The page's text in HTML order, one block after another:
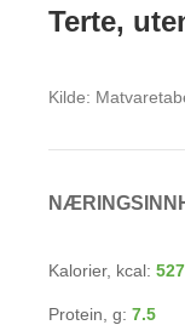
Terte,
Kilde:
Kalorier, kcal: 527
Protein, g: 7.5